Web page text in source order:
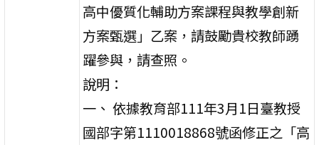
高中優質化輔助方案課程與教學創新
方案甄選」乙案，請鼓勵貴校教師踴
躍參與，請查照。
說明：
一、 依據教育部111年3月1日臺教授
國部字第1110018868號函修正之「高